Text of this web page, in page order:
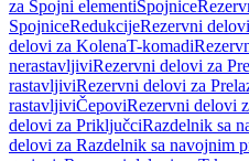
za Spojni elementiSpojnice
SpojniceRedukcijeRezervni
delovi za KolenaT-komadi
nerastavljiviRezervni delovi za
rastavljiviRezervni delovi za
rastavljiviČepoviRezervni delovi
delovi za PriključciRazdelnik sa
delovi za Razdelnik sa navojnim